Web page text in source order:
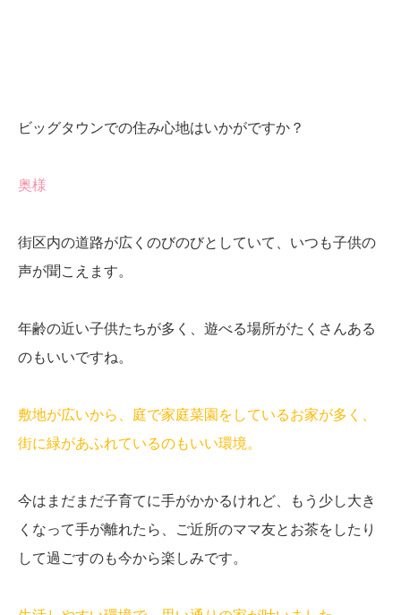
ビッグタウンでの住み心地はいかがですか？
奥様
街区内の道路が広くのびのびとしていて、いつも子供の
声が聞こえます。
年齢の近い子供たちが多く、遊べる場所がたくさんある
のもいいですね。
敷地が広いから、庭で家庭菜園をしているお家が多く、
街に緑があふれているのもいい環境。
今はまだまだ子育てに手がかかるけれど、もう少し大き
くなって手が離れたら、ご近所のママ友とお茶をしたり
して過ごすのも今から楽しみです。